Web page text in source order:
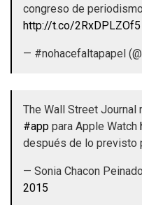
congreso de
http://t.co/2RxDPLZOf5
— #nohacefaltapapel
The Wall Street
#app para Apple Watch
después de lo previsto
— Sonia Chacon
2015